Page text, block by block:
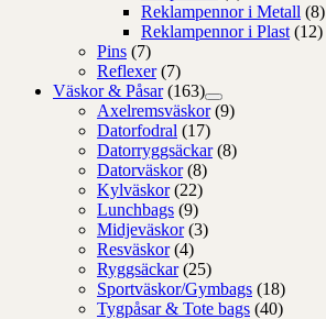
Reklampennor i Metall (8)
Reklampennor i Plast (12)
Pins (7)
Reflexer (7)
Väskor & Påsar (163)
Axelremsväskor (9)
Datorfodral (17)
Datorryggsäckar (8)
Datorväskor (8)
Kylväskor (22)
Lunchbags (9)
Midjeväskor (3)
Resväskor (4)
Ryggsäckar (25)
Sportväskor/Gymbags (18)
Tygpåsar & Tote bags (40)